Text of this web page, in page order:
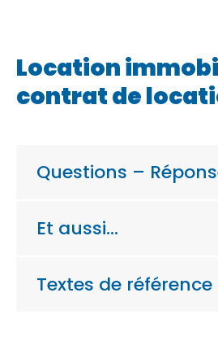
Location
contrat de
Questions –
Et aussi…
Textes de référence